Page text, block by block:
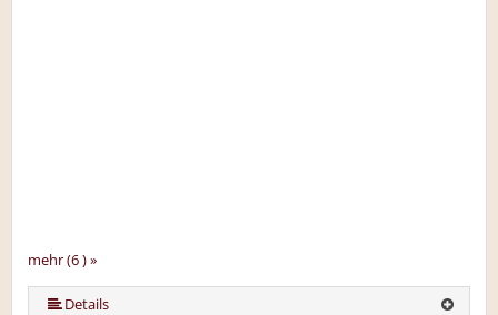
mehr (6 ) »
mehr (6 ) »
mehr (6 ) »
Details